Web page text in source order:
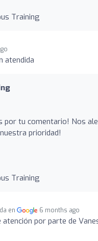
Training
atendida
por tu comentario! Nos
prioridad!
Training
en 6 months ago
atención por parte de